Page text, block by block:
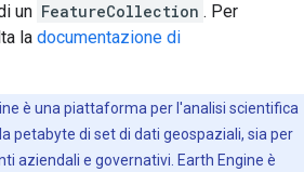
un FeatureCollection . Per
la documentazione di
è una piattaforma per l'analisi scientifica
petabyte di set di dati geospaziali, sia per
aziendali e governativi. Earth Engine è